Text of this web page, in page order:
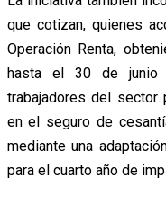
que cotizan, quienes
Operación Renta,
hasta el 30 de junio
trabajadores del sector
en el seguro de
mediante una
para el cuarto año de